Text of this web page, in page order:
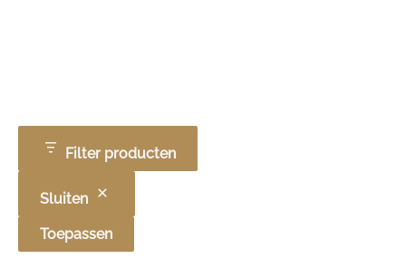
Filter producten
Sluiten
Toepassen